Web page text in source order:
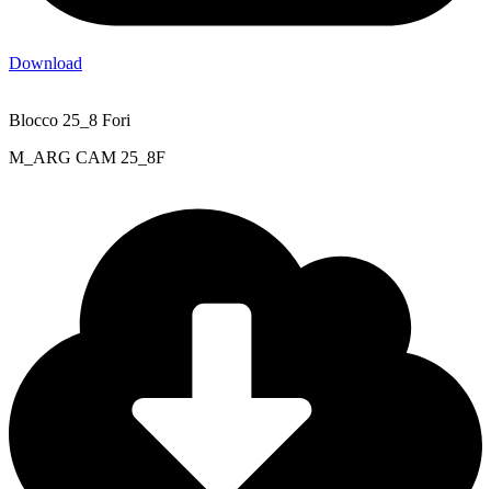
Download
Blocco 25_8 Fori
M_ARG CAM 25_8F